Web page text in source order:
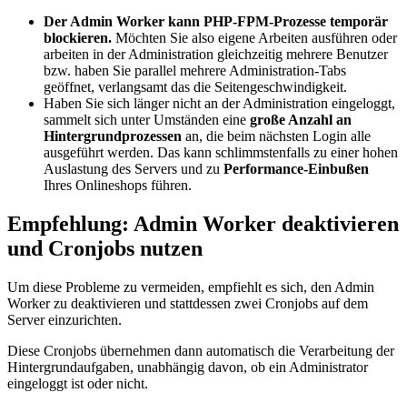
Der Admin Worker kann PHP-FPM-Prozesse temporär
blockieren. Möchten Sie also eigene Arbeiten ausführen oder
arbeiten in der Administration gleichzeitig mehrere Benutzer
bzw. haben Sie parallel mehrere Administration-Tabs
geöffnet, verlangsamt das die Seitengeschwindigkeit.
Haben Sie sich länger nicht an der Administration eingeloggt,
sammelt sich unter Umständen eine große Anzahl an
Hintergrundprozessen an, die beim nächsten Login alle
ausgeführt werden. Das kann schlimmstenfalls zu einer hohen
Auslastung des Servers und zu Performance-Einbußen
Ihres Onlineshops führen.
Empfehlung: Admin Worker deaktivieren
und Cronjobs nutzen
Um diese Probleme zu vermeiden, empfiehlt es sich, den Admin
Worker zu deaktivieren und stattdessen zwei Cronjobs auf dem
Server einzurichten.
Diese Cronjobs übernehmen dann automatisch die Verarbeitung der
Hintergrundaufgaben, unabhängig davon, ob ein Administrator
eingeloggt ist oder nicht.